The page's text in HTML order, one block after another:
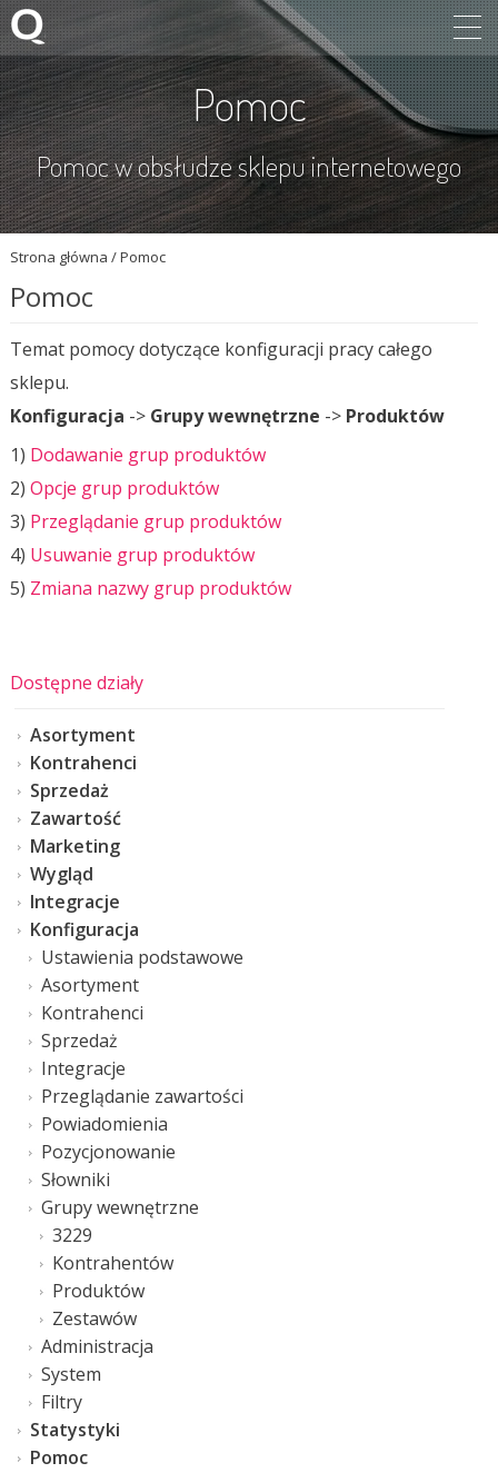
Pomoc
Pomoc w obsłudze sklepu internetowego
Strona główna /Pomoc
Dostępne działy
Asortyment
Kontrahenci
Sprzedaż
Zawartość
Marketing
Wygląd
Integracje
Konfiguracja
Ustawienia podstawowe
Asortyment
Kontrahenci
Sprzedaż
Integracje
Przeglądanie zawartości
Powiadomienia
Pozycjonowanie
Słowniki
Grupy wewnętrzne
3229
Kontrahentów
Produktów
Zestawów
Administracja
System
Filtry
Statystyki
Pomoc
Pomoc
Temat pomocy dotyczące konfiguracji pracy całego
sklepu.
Konfiguracja -> Grupy wewnętrzne -> Produktów
1) Dodawanie grup produktów
2) Opcje grup produktów
3) Przeglądanie grup produktów
4) Usuwanie grup produktów
5) Zmiana nazwy grup produktów